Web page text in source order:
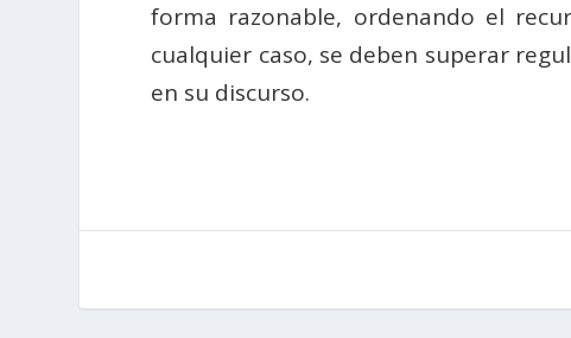
forma razonable, ordenando el
cualquier caso, se deben superar
en su discurso.